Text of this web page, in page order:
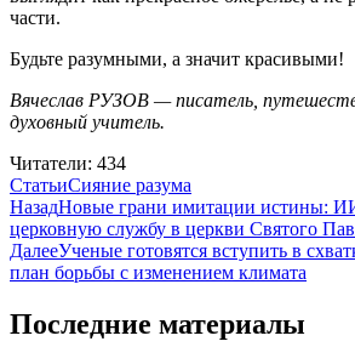
части.
Будьте разумными, а значит красивыми!
Вячеслав РУЗОВ — писатель,
духовный учитель.
Читатели: 434
Рубрики
СтатьиМетки
Сияние разума
Навигация
по
записям
НазадНовые грани имитации истины:
церковную службу в церкви Святого
ДалееУченые готовятся вступить в
план борьбы с изменением климата
Последние материалы